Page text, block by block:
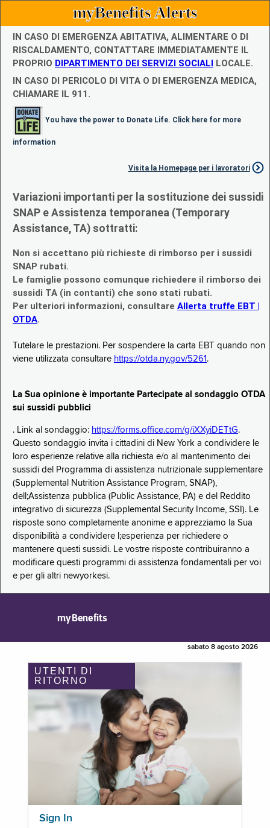
myBenefits Alerts
IN CASO DI EMERGENZA ABITATIVA, ALIMENTARE O DI
RISCALDAMENTO, CONTATTARE IMMEDIATAMENTE IL
PROPRIO DIPARTIMENTO DEI SERVIZI SOCIALI LOCALE.
IN CASO DI PERICOLO DI VITA O DI EMERGENZA MEDICA,
CHIAMARE IL 911.
You have the power to Donate Life. Click here for more
information
Visita la Homepage per i lavoratori
Variazioni importanti per la sostituzione dei sussidi
SNAP e Assistenza temporanea (Temporary
Assistance, TA) sottratti:
Non si accettano più richieste di rimborso per i sussidi
SNAP rubati.
Le famiglie possono comunque richiedere il rimborso dei
sussidi TA (in contanti) che sono stati rubati.
Per ulteriori informazioni, consultare Allerta truffe EBT |
OTDA.
Tutelare le prestazioni. Per sospendere la carta EBT quando non
viene utilizzata consultare https://otda.ny.gov/5261 .
La Sua opinione è importante Partecipate al sondaggio OTDA
sui sussidi pubblici
. Link al sondaggio: https://forms.office.com/g/iXXyiDETtG.
Questo sondaggio invita i cittadini di New York a condividere le
loro esperienze relative alla richiesta e/o al mantenimento dei
sussidi del Programma di assistenza nutrizionale supplementare
(Supplemental Nutrition Assistance Program, SNAP),
dell;Assistenza pubblica (Public Assistance, PA) e del Reddito
integrativo di sicurezza (Supplemental Security Income, SSI). Le
risposte sono completamente anonime e apprezziamo la Sua
disponibilità a condividere l;esperienza per richiedere o
mantenere questi sussidi. Le vostre risposte contribuiranno a
modificare questi programmi di assistenza fondamentali per voi
e per gli altri newyorkesi.
myBenefits
sabato 8 agosto 2026
UTENTI DI
RITORNO
Sign In